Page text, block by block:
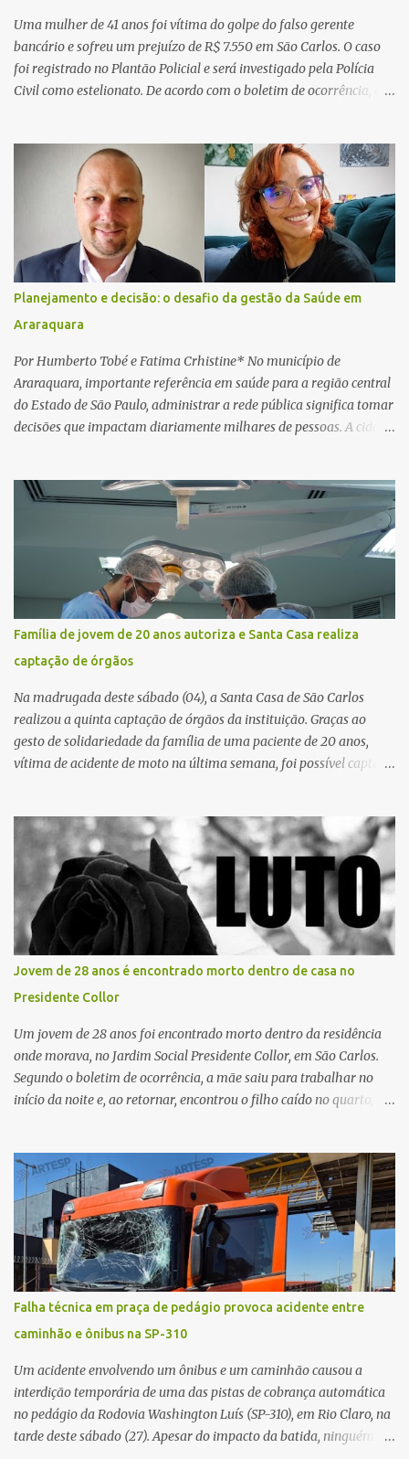
Uma mulher de 41 anos foi vítima do golpe do falso gerente
bancário e sofreu um prejuízo de R$ 7.550 em São Carlos. O caso
foi registrado no Plantão Policial e será investigado pela Polícia
Civil como estelionato. De acordo com o boletim de ocorrência, a
suspeito alegou que seria necessário atualizar o cadastro da conta
e passou a orientar a vítima sobre os procedimentos que deveriam
ser realizados. Dias depois, o golpista enviou um documento em
PDF simulando uma comunicação oficial da instituição financeira.
Na sequência, entrou em contato por telefone e encaminhou um
link, orientando a vítima a acessá-lo pelo computador para
concluir a suposta atualização cadastral. Após realizar o
procedimento, a conta bancária ficou bloqueada por algumas
horas. Sem conseguir acessar o sistema, a vítima tentou
novamente contato com o suposto gerente, mas não obteve
resposta. Na segunda-fe...
Planejamento e decisão: o desafio da gestão da Saúde em
Araraquara
Por Humberto Tobé e Fatima Crhistine* No município de
Araraquara, importante referência em saúde para a região central
do Estado de São Paulo, administrar a rede pública significa tomar
decisões que impactam diariamente milhares de pessoas. A cidade
município, mas também de diversas cidades do entorno,
ampliando significativamente a responsabilidade da gestão sobre
o Sistema Único de Saúde (SUS). Nos últimos anos, o Governo
Federal tem ampliado investimentos destinados ao fortalecimento
da atenção básica, da infraestrutura hospitalar e da
regionalização dos serviços de saúde. Entretanto, em um cenário
de demandas crescentes e recursos necessariamente limitados, a
principal missão da gestão pública não é apenas investir mais,
mas decidir melhor onde investir para produzir o maior benefício
possível à população. Essa reflexão encontra respaldo tanto na
teoria da admini...
Família de jovem de 20 anos autoriza e Santa Casa realiza
captação de órgãos
Na madrugada deste sábado (04), a Santa Casa de São Carlos
realizou a quinta captação de órgãos da instituição. Graças ao
gesto de solidariedade da família de uma paciente de 20 anos,
vítima de acidente de moto na última semana, foi possível captar o
Por se tratar de um órgão com curto tempo de preservação, a
equipe responsável pela captação do coração chegou a São Carlos
em uma aeronave da Força Aérea Brasileira (FAB), garantindo
agilidade no transporte e na realização do procedimento. Após a
retirada do órgão, a Guarda Civil Municipal (GCM), por meio da
Prefeitura de São Carlos, realizou o transporte do coração até o
aeroporto, de onde a aeronave da FAB seguiu com o órgão para
coordenada pela Comissão Intra-Hospitalar de Doação de Órgãos
e Tecidos para Transplantes (CIHDOTT) da Santa Ca...
Jovem de 28 anos é encontrado morto dentro de casa no
Presidente Collor
Um jovem de 28 anos foi encontrado morto dentro da residência
onde morava, no Jardim Social Presidente Collor, em São Carlos.
Segundo o boletim de ocorrência, a mãe saiu para trabalhar no
início da noite e, ao retornar, encontrou o filho caído no quarto,
jovem apresentava problemas de saúde. Fonte: São Carlos Agora
Falha técnica em praça de pedágio provoca acidente entre
caminhão e ônibus na SP-310
Um acidente envolvendo um ônibus e um caminhão causou a
interdição temporária de uma das pistas de cobrança automática
no pedágio da Rodovia Washington Luís (SP-310), em Rio Claro, na
tarde deste sábado (27). Apesar do impacto da batida, ninguém